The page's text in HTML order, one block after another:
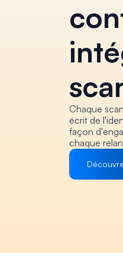
Chaque
écrit de
façon
chaque